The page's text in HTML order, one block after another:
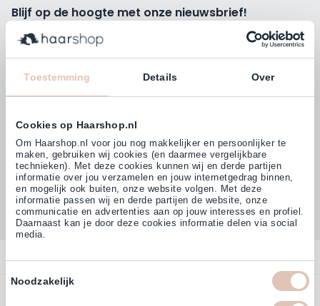
Toestemming Details Over
Cookies op Haarshop.nl
Om Haarshop.nl voor jou nog makkelijker en persoonlijker te
maken, gebruiken wij cookies (en daarmee vergelijkbare
technieken). Met deze cookies kunnen wij en derde partijen
informatie over jou verzamelen en jouw internetgedrag binnen,
en mogelijk ook buiten, onze website volgen. Met deze
informatie passen wij en derde partijen de website, onze
communicatie en advertenties aan op jouw interesses en profiel.
Daarnaast kan je door deze cookies informatie delen via social
media.
Noodzakelijk
Contact
Overzicht
Blijf op de hoogte met onze nieuwsbrief!
Ontvang wekelijks de beste kortingsacties, tips en nieuws
rechtstreeks in jou e-mailbox.
E-mailadres
Inschrijven
Volg ons
Klanten beoordelen ons met
4,77 (38.000+)